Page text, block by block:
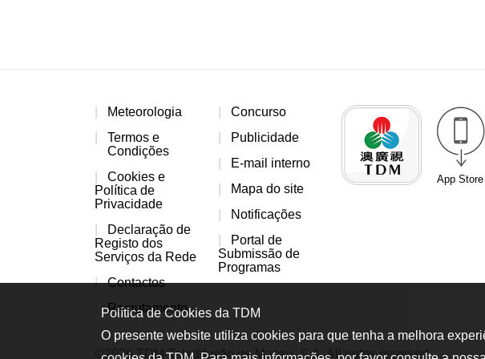
Meteorologia
Termos e
Condições
Cookies e
Política de
Privacidade
Declaração de
Registo dos
Serviços da Rede
Contactos
Recrutamento
Concurso
Publicidade
E-mail interno
Mapa do site
Notificações
Portal de
Submissão de
Programas
App Store
©2026 TDM-Teledifusão de Macau, S.A. All rights reserved
Política de Cookies da TDM
O presente website utiliza cookies para que tenha a melhora